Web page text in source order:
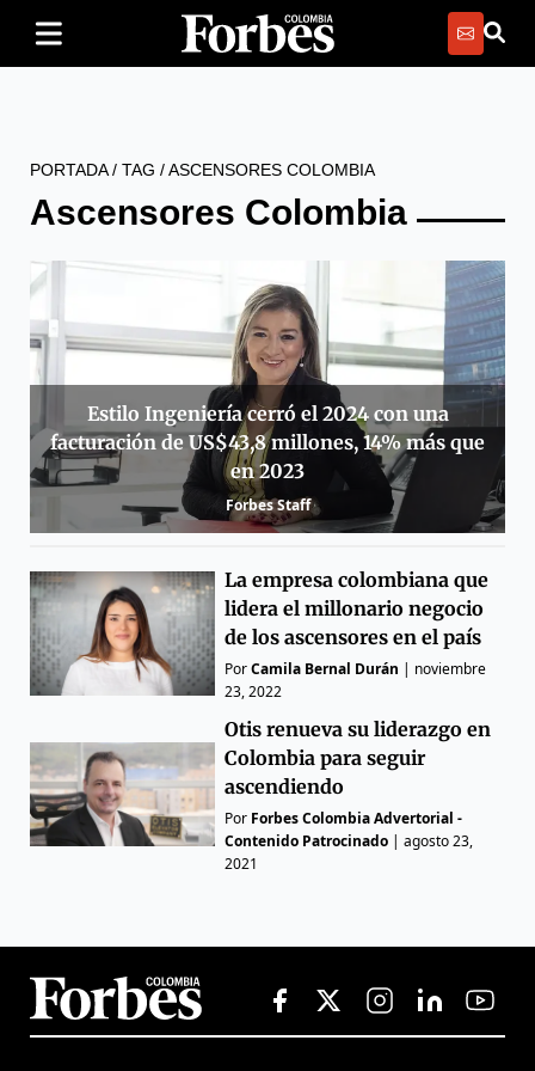
PORTADA/ TAG /ASCENSORES COLOMBIA
Ascensores Colombia
Estilo Ingeniería cerró el 2024 con una
facturación de US$43,8 millones, 14% más que
en 2023
Forbes Staff
La empresa colombiana que
lidera el millonario negocio
de los ascensores en el país
PorCamila Bernal Durán | noviembre
23, 2022
Otis renueva su liderazgo en
Colombia para seguir
ascendiendo
Por Forbes Colombia Advertorial -
Contenido Patrocinado |agosto 23,
2021